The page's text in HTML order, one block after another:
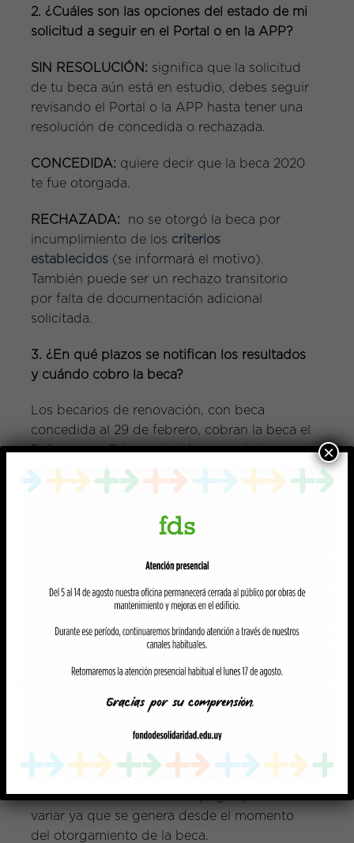
2. ¿Cuáles son las opciones del estado de mi
solicitud a seguir en el Portal o en la APP?
SIN RESOLUCIÓN: significa que la solicitud
de tu beca aún está en estudio, debes seguir
revisando el Portal o la APP hasta tener una
resolución de concedida o rechazada.
CONCEDIDA: quiere decir que la beca 2020
te fue otorgada.
RECHAZADA:
no se otorgó la beca por
incumplimiento de los criterios
establecidos (se informará el motivo).
También puede ser un rechazo transitorio
por falta de documentación adicional
solicitada.
3. ¿En qué plazos se notifican los resultados
y cuándo cobro la beca?
Los becarios de renovación, con beca
concedida al 29 de febrero, cobran la beca el
5 de marzo. Si la resolución es posterior,
cobran el 26 marzo o el 2 de abril.
categorías, con beca concedida al 30 de
(recuerden presentar inscripción o
escolaridad, según corresponda). Si la
solicitud se resuelve luego de esa fecha
cobrará el 28 mayo o el 4 junio.
hasta un máximo de 10 pagos mensuales y
los becarios de ingreso o renovación
discontinuada podrán recibir hasta 8 pagos
mensuales. La cantidad de pagos puede
variar ya que se genera desde el momento
del otorgamiento de la beca.
×